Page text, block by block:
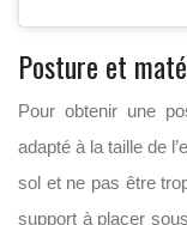
Posture et
Pour obtenir une
adapté à la taille de
sol et ne pas être
support à placer